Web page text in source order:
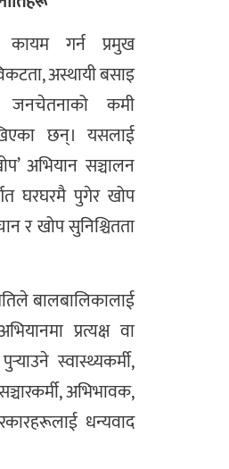
कायम गर्न प्रमुख
अस्थायी बसाइ
जनचेतनाको कमी
छन्। यसलाई
अभियान सञ्चालन
घरघरमै पुगेर खोप
र खोप सुनिश्चितता
बालबालिकालाई
प्रत्यक्ष वा
स्वास्थ्यकर्मी,
अभिभावक,
धन्यवाद